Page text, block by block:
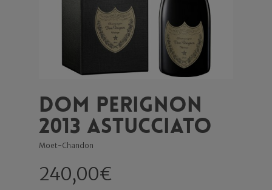
Dom Perignon
2013 astucciato
Moet-Chandon
240,00€